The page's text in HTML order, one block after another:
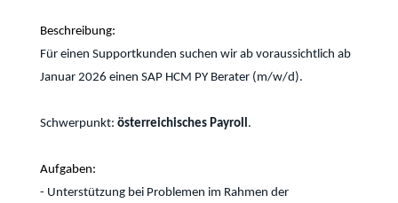
Beschreibung:
Für einen Supportkunden suchen wir ab voraussichtlich ab
Januar 2026 einen SAP HCM PY Berater (m/w/d).
Schwerpunkt: österreichisches Payroll.
Aufgaben:
- Unterstützung bei Problemen im Rahmen der